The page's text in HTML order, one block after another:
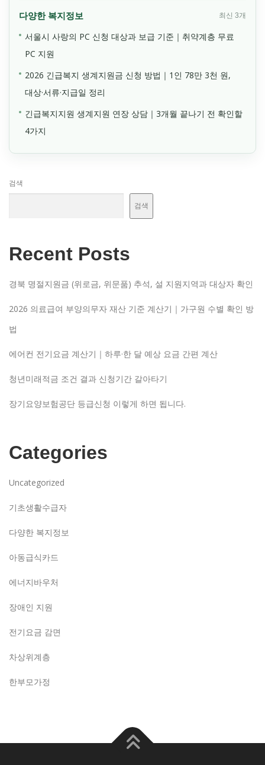
다양한 복지정보 최신 3개
서울시 사랑의 PC 신청 대상과 보급 기준｜취약계층 무료
PC 지원
2026 긴급복지 생계지원금 신청 방법｜1인 78만 3천 원,
대상·서류·지급일 정리
긴급복지지원 생계지원 연장 상담｜3개월 끝나기 전 확인할
4가지
검색
검색
Recent Posts
경북 명절지원금 (위로금, 위문품) 추석, 설 지원지역과 대상자 확인
2026 의료급여 부양의무자 재산 기준 계산기｜가구원 수별 확인 방
법
에어컨 전기요금 계산기｜하루·한 달 예상 요금 간편 계산
청년미래적금 조건 결과 신청기간 갈아타기
장기요양보험공단 등급신청 이렇게 하면 됩니다.
Categories
Uncategorized
기초생활수급자
다양한 복지정보
아동급식카드
에너지바우처
장애인 지원
전기요금 감면
차상위계층
한부모가정